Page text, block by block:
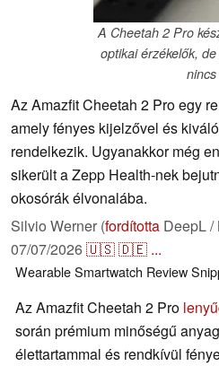
A Cheetah 2 Pro
optikai érzékelők,
nincs
Az Amazfit Cheetah 2 Pro egy
amely fényes kijelzővel és
rendelkezik. Ugyanakkor még
sikerült a Zepp Health-nek
okosórák élvonalába.
Silvio Werner (fordította DeepL /
07/07/2026🇺🇸🇩🇪 ...
WearableSmartwatch Review
Az Amazfit Cheetah 2 Pro
során prémium minőségű
élettartammal és rendkívül